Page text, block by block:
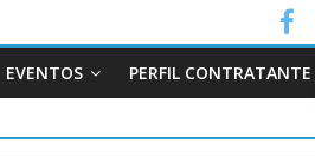
EVENTOS PERFIL CONTRATANTE